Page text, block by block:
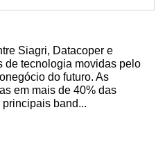
Siagri, Datacoper e
de tecnologia movidas pelo
do futuro. As
em mais de 40% das
band...